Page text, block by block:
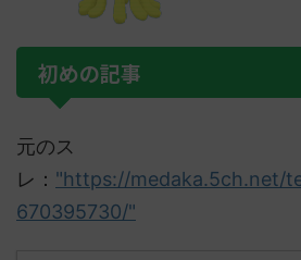
初めの記事
元のス
レ： "https://medaka.5ch.net/
670395730/"